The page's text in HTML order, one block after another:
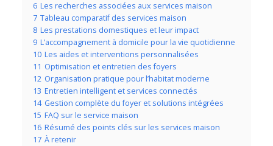
6 Les recherches associées aux services maison
7 Tableau comparatif des services maison
8 Les prestations domestiques et leur impact
9 L’accompagnement à domicile pour la vie quotidienne
10 Les aides et interventions personnalisées
11 Optimisation et entretien des foyers
12 Organisation pratique pour l’habitat moderne
13 Entretien intelligent et services connectés
14 Gestion complète du foyer et solutions intégrées
15 FAQ sur le service maison
16 Résumé des points clés sur les services maison
17 À retenir